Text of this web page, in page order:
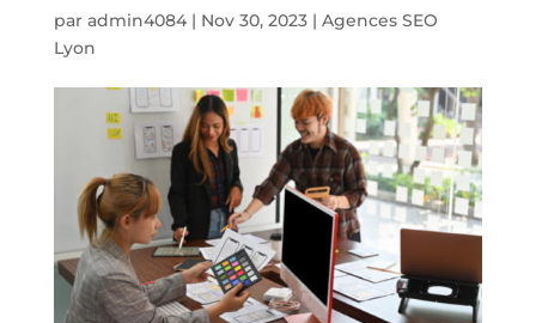
par admin4084| Nov 30, 2023| Agences SEO
Lyon